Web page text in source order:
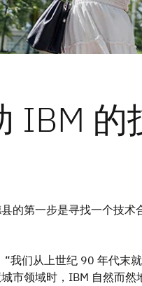
的第一步是寻找一个技
“我们从上世纪 90 年代末
市领域时，IBM 自然而